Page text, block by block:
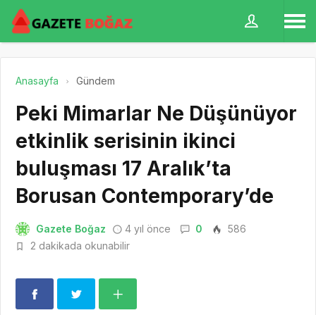
Anasayfa Gündem
Peki Mimarlar Ne Düşünüyor
etkinlik serisinin ikinci
buluşması 17 Aralık’ta
Borusan Contemporary’de
Gazete Boğaz 4 yıl önce 0
586
2 dakikada okunabilir